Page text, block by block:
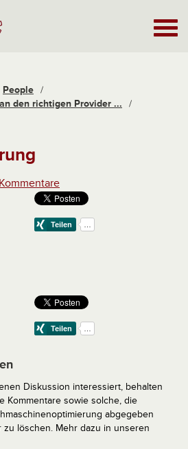
People /
den richtigen Provider ...
/
Diskussion interessiert, behalten
Kommentare sowie solche, die
abgegeben
löschen. Mehr dazu in unseren